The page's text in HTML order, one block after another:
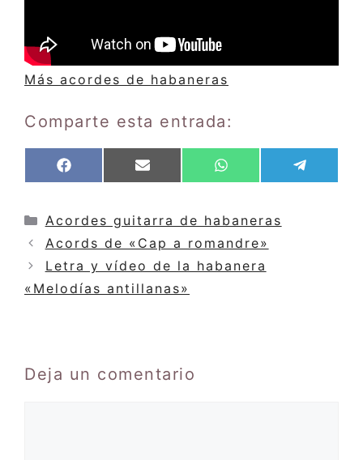
Más acordes de habaneras
Comparte esta entrada:
Compartir
en
F
a
e
b
o
k
Compartir
en
E
m
i
l
Compartir
en
W
h
t
s
A
p
en
e
Categorías
Acordes guitarra de habaneras
Acords de «Cap a romandre»
Letra y vídeo de la habanera
«Melodías antillanas»
Deja un comentario